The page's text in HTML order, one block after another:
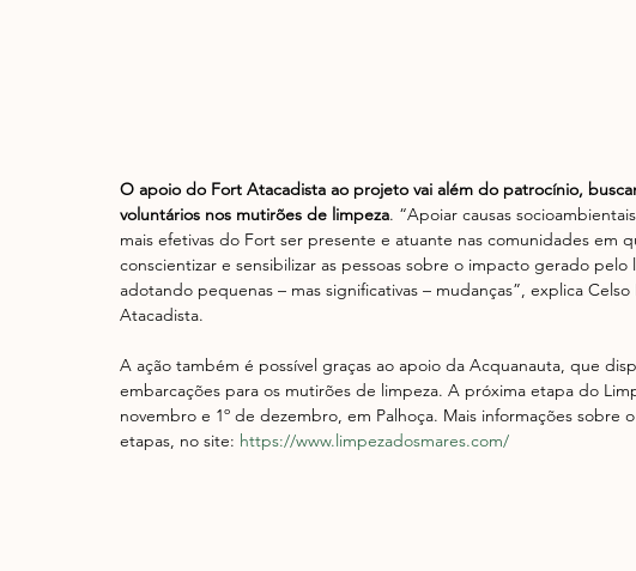
O apoio do Fort Atacadista ao projeto vai além do patrocínio,
voluntários nos mutirões de limpeza. “Apoiar causas
mais efetivas do Fort ser presente e atuante nas comunidades em
conscientizar e sensibilizar as pessoas sobre o impacto gerado
adotando pequenas – mas significativas – mudanças”, explica
Atacadista.
A ação também é possível graças ao apoio da Acquanauta, que
embarcações para os mutirões de limpeza. A próxima etapa do
novembro e 1º de dezembro, em Palhoça. Mais informações
etapas, no site: https://www.limpezadosmares.com/